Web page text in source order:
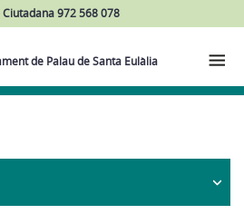
972 568 078
de Palau de Santa Eulàlia